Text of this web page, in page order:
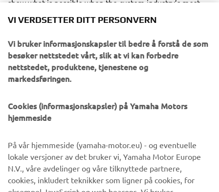
show what is possible when the custom industry’s most
In the last few years we’ve seen some incredible
twowheeledmasterpieces emerge from workshops all
surely one of the most radical Yamaha Yard Builtspecials
ever seen.
SEE THE XR9CARBONA BY BOTTPOWER
Vi bruker informasjonskapsler til bedre å forstå de som
besøker nettstedet vårt, slik at vi kan forbedre
nettstedet, produktene, tjenestene og
markedsføringen.
Cookies (informasjonskapsler) på Yamaha Motors
hjemmeside
lokale versjoner av det bruker vi, Yamaha Motor Europe
N.V., våre avdelinger og våre tilknyttede partnere,
cookies, inkludert teknikker som ligner på cookies, for
eksempel JavaScript og web beacons. Vi bruker